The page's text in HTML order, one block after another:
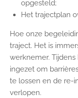
opgesteld;
Het trajectplan
Hoe onze
traject. Het is
werknemer.
ingezet om
te lossen en de re-
verlopen.